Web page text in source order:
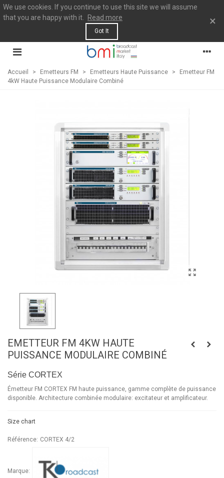
We use cookies. If you continue to use this site we will assume
that you are happy with it.
Read more
Got It
×
Accueil > Emetteurs FM > Emetteurs Haute Puissance >
Emetteur FM
4kW Haute Puissance Modulaire Combiné
EMETTEUR FM 4KW HAUTE
PUISSANCE MODULAIRE COMBINÉ
Série CORTEX
Émetteur FM CORTEX FM haute puissance, gamme complète de puissance
disponible. Architecture combinée modulaire: excitateur et amplificateur.
Size chart
Référence: CORTEX 4/2
Marque: